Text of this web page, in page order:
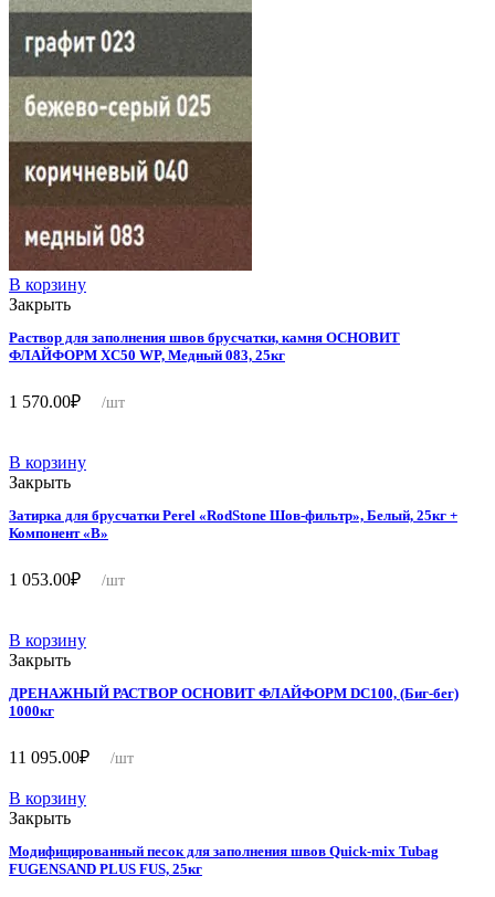
В корзину
Закрыть
Раствор для заполнения швов брусчатки, камня ОСНОВИТ
ФЛАЙФОРМ ХС50 WP, Медный 083, 25кг
1 570.00₽ /шт
В корзину
Закрыть
Затирка для брусчатки Perel «RodStone Шов-фильтр», Белый, 25кг +
Компонент «B»
1 053.00₽ /шт
В корзину
Закрыть
ДРЕНАЖНЫЙ РАСТВОР ОСНОВИТ ФЛАЙФОРМ DC100, (Биг-бег)
1000кг
11 095.00₽ /шт
В корзину
Закрыть
Модифицированный песок для заполнения швов Quick-mix Tubag
FUGENSAND PLUS FUS, 25кг